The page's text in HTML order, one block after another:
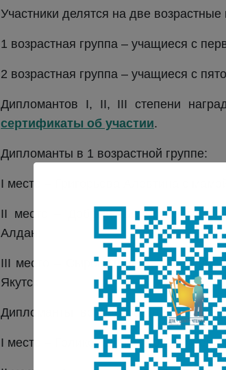
Участники делятся на две возрастные
1 возрастная группа – учащиеся с
2 возрастная группа – учащиеся с
Дипломантов I, II, III степени
сертификаты об участии
Дипломанты в 1 возрастной группе:
I место – Григорьева Алевтина с
II место – Добрынская Ярослава с
Алдан;
III место – Сыромятникова Милада с
Якутск.
Дипломанты во 2 возрастной группе:
I место – Голиков Денис с отцом